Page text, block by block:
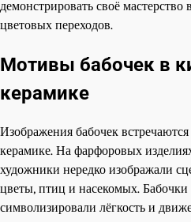
демонстрировать своё
цветовых переходов.
Мотивы бабочек в
керамике
Изображения бабочек
керамике. На фарфоровых
художники нередко изображали
цветы, птиц и насекомых.
символизировали лёгкость и